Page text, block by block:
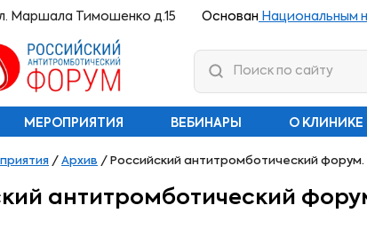
Маршала Тимошенко д.15 Основан Национальным
МЕРОПРИЯТИЯ ВЕБИНАРЫ О КЛИНИКЕ
/ Архив / Российский антитромботический форум.
антитромботический